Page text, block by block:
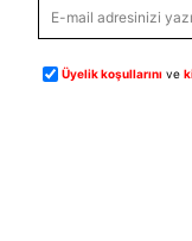
Üyelik koşullarını ve